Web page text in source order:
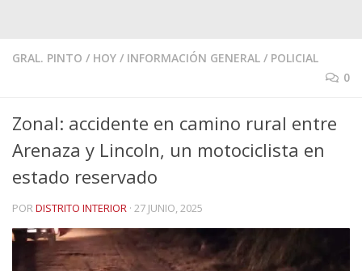
GRAL. PINTO / HOY / INFORMACIÓN GENERAL / POLICIAL
0
Zonal: accidente en camino rural entre
Arenaza y Lincoln, un motociclista en
estado reservado
PORDISTRITO INTERIOR · 27 JUNIO, 2025